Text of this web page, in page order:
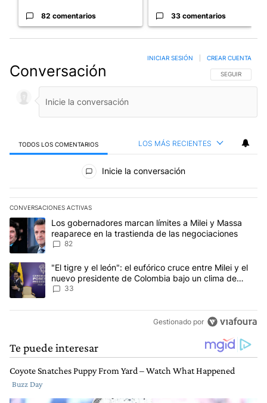
82 comentarios 33 comentarios
Conversación SIGA ESTA
SEGUIR
INICIAR SESIÓN CREAR CUENTA
TODOS LOS COMENTARIOS LOS MÁS RECIENTES
Todos los comentarios
Inicie la conversación
CONVERSACIONES ACTIVAS
Este listado muestra los artículos con más comentarios en los
Un artículo de tendencia con el título "Los gobernadores marcan
Los gobernadores marcan límites a Milei y Massa
reaparece en la trastienda de las negociaciones
82
Un artículo de tendencia con el título ""El tigre y el león": el
"El tigre y el león": el eufórico cruce entre Milei y el
nuevo presidente de Colombia bajo un clima de
máxima tensión
33
Gestionado por